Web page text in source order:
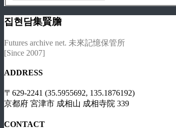
집현담集賢膽
Futures archive net. 未來記憶保管所
[Since 2007]
ADDRESS
〒629-2241 (35.5955692, 135.1876192)
京都府 宮津市 成相山 成相寺院 339
CONTACT